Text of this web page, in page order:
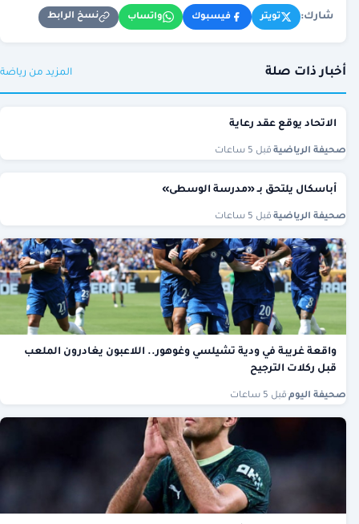
شارك: تويتر فيسبوك واتساب نسخ الرابط
أخبار ذات صلة المزيد من رياضة
الاتحاد يوقع عقد رعاية
صحيفة الرياضية قبل 5 ساعات
أباسكال يلتحق بـ «مدرسة الوسطى»
صحيفة الرياضية قبل 5 ساعات
واقعة غريبة في ودية تشيلسي وغوهور.. اللاعبون يغادرون الملعب
قبل ركلات الترجيح
صحيفة اليوم قبل 5 ساعات